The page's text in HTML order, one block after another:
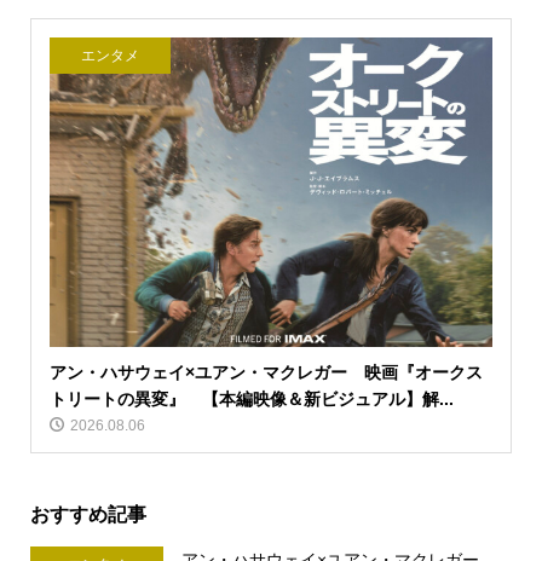
エンタメ
アン・ハサウェイ×ユアン・マクレガー 映画『オークス
トリートの異変』 【本編映像＆新ビジュアル】解...
2026.08.06
おすすめ記事